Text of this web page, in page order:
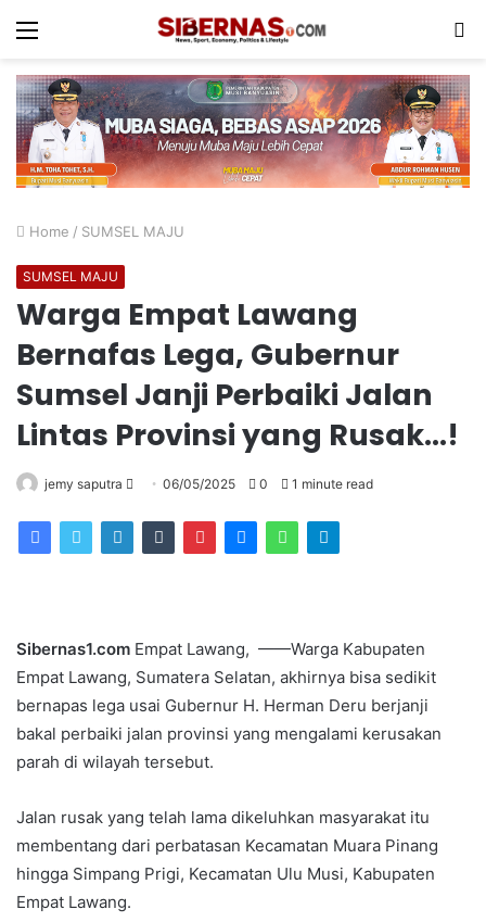
Menu
Home / SUMSEL MAJU
SUMSEL MAJU
Warga Empat Lawang
Bernafas Lega, Gubernur
Sumsel Janji Perbaiki Jalan
Lintas Provinsi yang Rusak…!
jemy saputra
Send
email
06/05/2025 0 1 minute read
Sibernas1.com Empat Lawang, ——Warga Kabupaten
Empat Lawang, Sumatera Selatan, akhirnya bisa sedikit
bernapas lega usai Gubernur H. Herman Deru berjanji
bakal perbaiki jalan provinsi yang mengalami kerusakan
parah di wilayah tersebut.
Jalan rusak yang telah lama dikeluhkan masyarakat itu
membentang dari perbatasan Kecamatan Muara Pinang
hingga Simpang Prigi, Kecamatan Ulu Musi, Kabupaten
Empat Lawang.